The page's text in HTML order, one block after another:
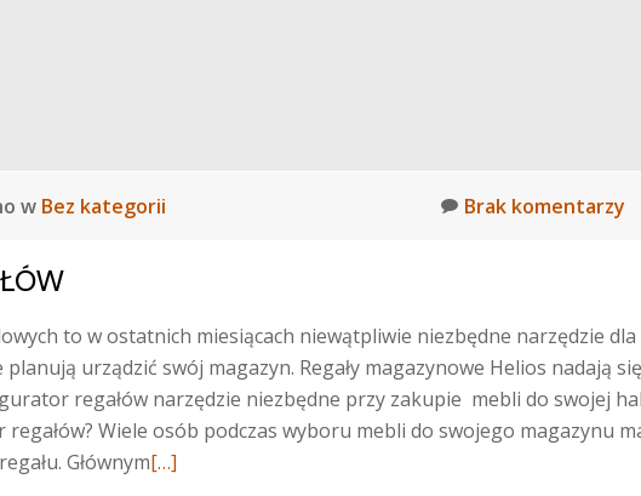
w Bez kategorii Brak komentarzy
to w ostatnich miesiącach niewątpliwie niezbędne narzędzie dla
urządzić swój magazyn. Regały magazynowe Helios nadają się
regałów narzędzie niezbędne przy zakupie mebli do swojej
regałów? Wiele osób podczas wyboru mebli do swojego magazynu
GłównymWięcej
[…]